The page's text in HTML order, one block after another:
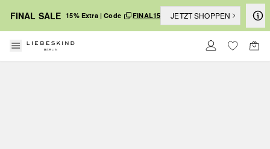
FINAL SALE 15% Extra | Code FINAL15 JETZT SHOPPEN